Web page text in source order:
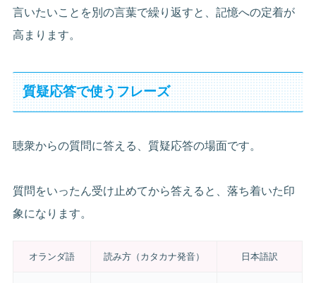
言いたいことを別の言葉で繰り返すと、記憶への定着が
高まります。
質疑応答で使うフレーズ
聴衆からの質問に答える、質疑応答の場面です。
質問をいったん受け止めてから答えると、落ち着いた印
象になります。
オランダ語 読み方（カタカナ発音） 日本語訳